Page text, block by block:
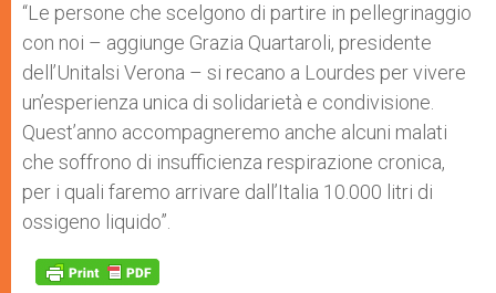
“Le persone che scelgono di partire in pellegrinaggio
con noi – aggiunge Grazia Quartaroli, presidente
dell’Unitalsi Verona – si recano a Lourdes per vivere
un’esperienza unica di solidarietà e condivisione.
Quest’anno accompagneremo anche alcuni malati
che soffrono di insufficienza respirazione cronica,
per i quali faremo arrivare dall’Italia 10.000 litri di
ossigeno liquido”.